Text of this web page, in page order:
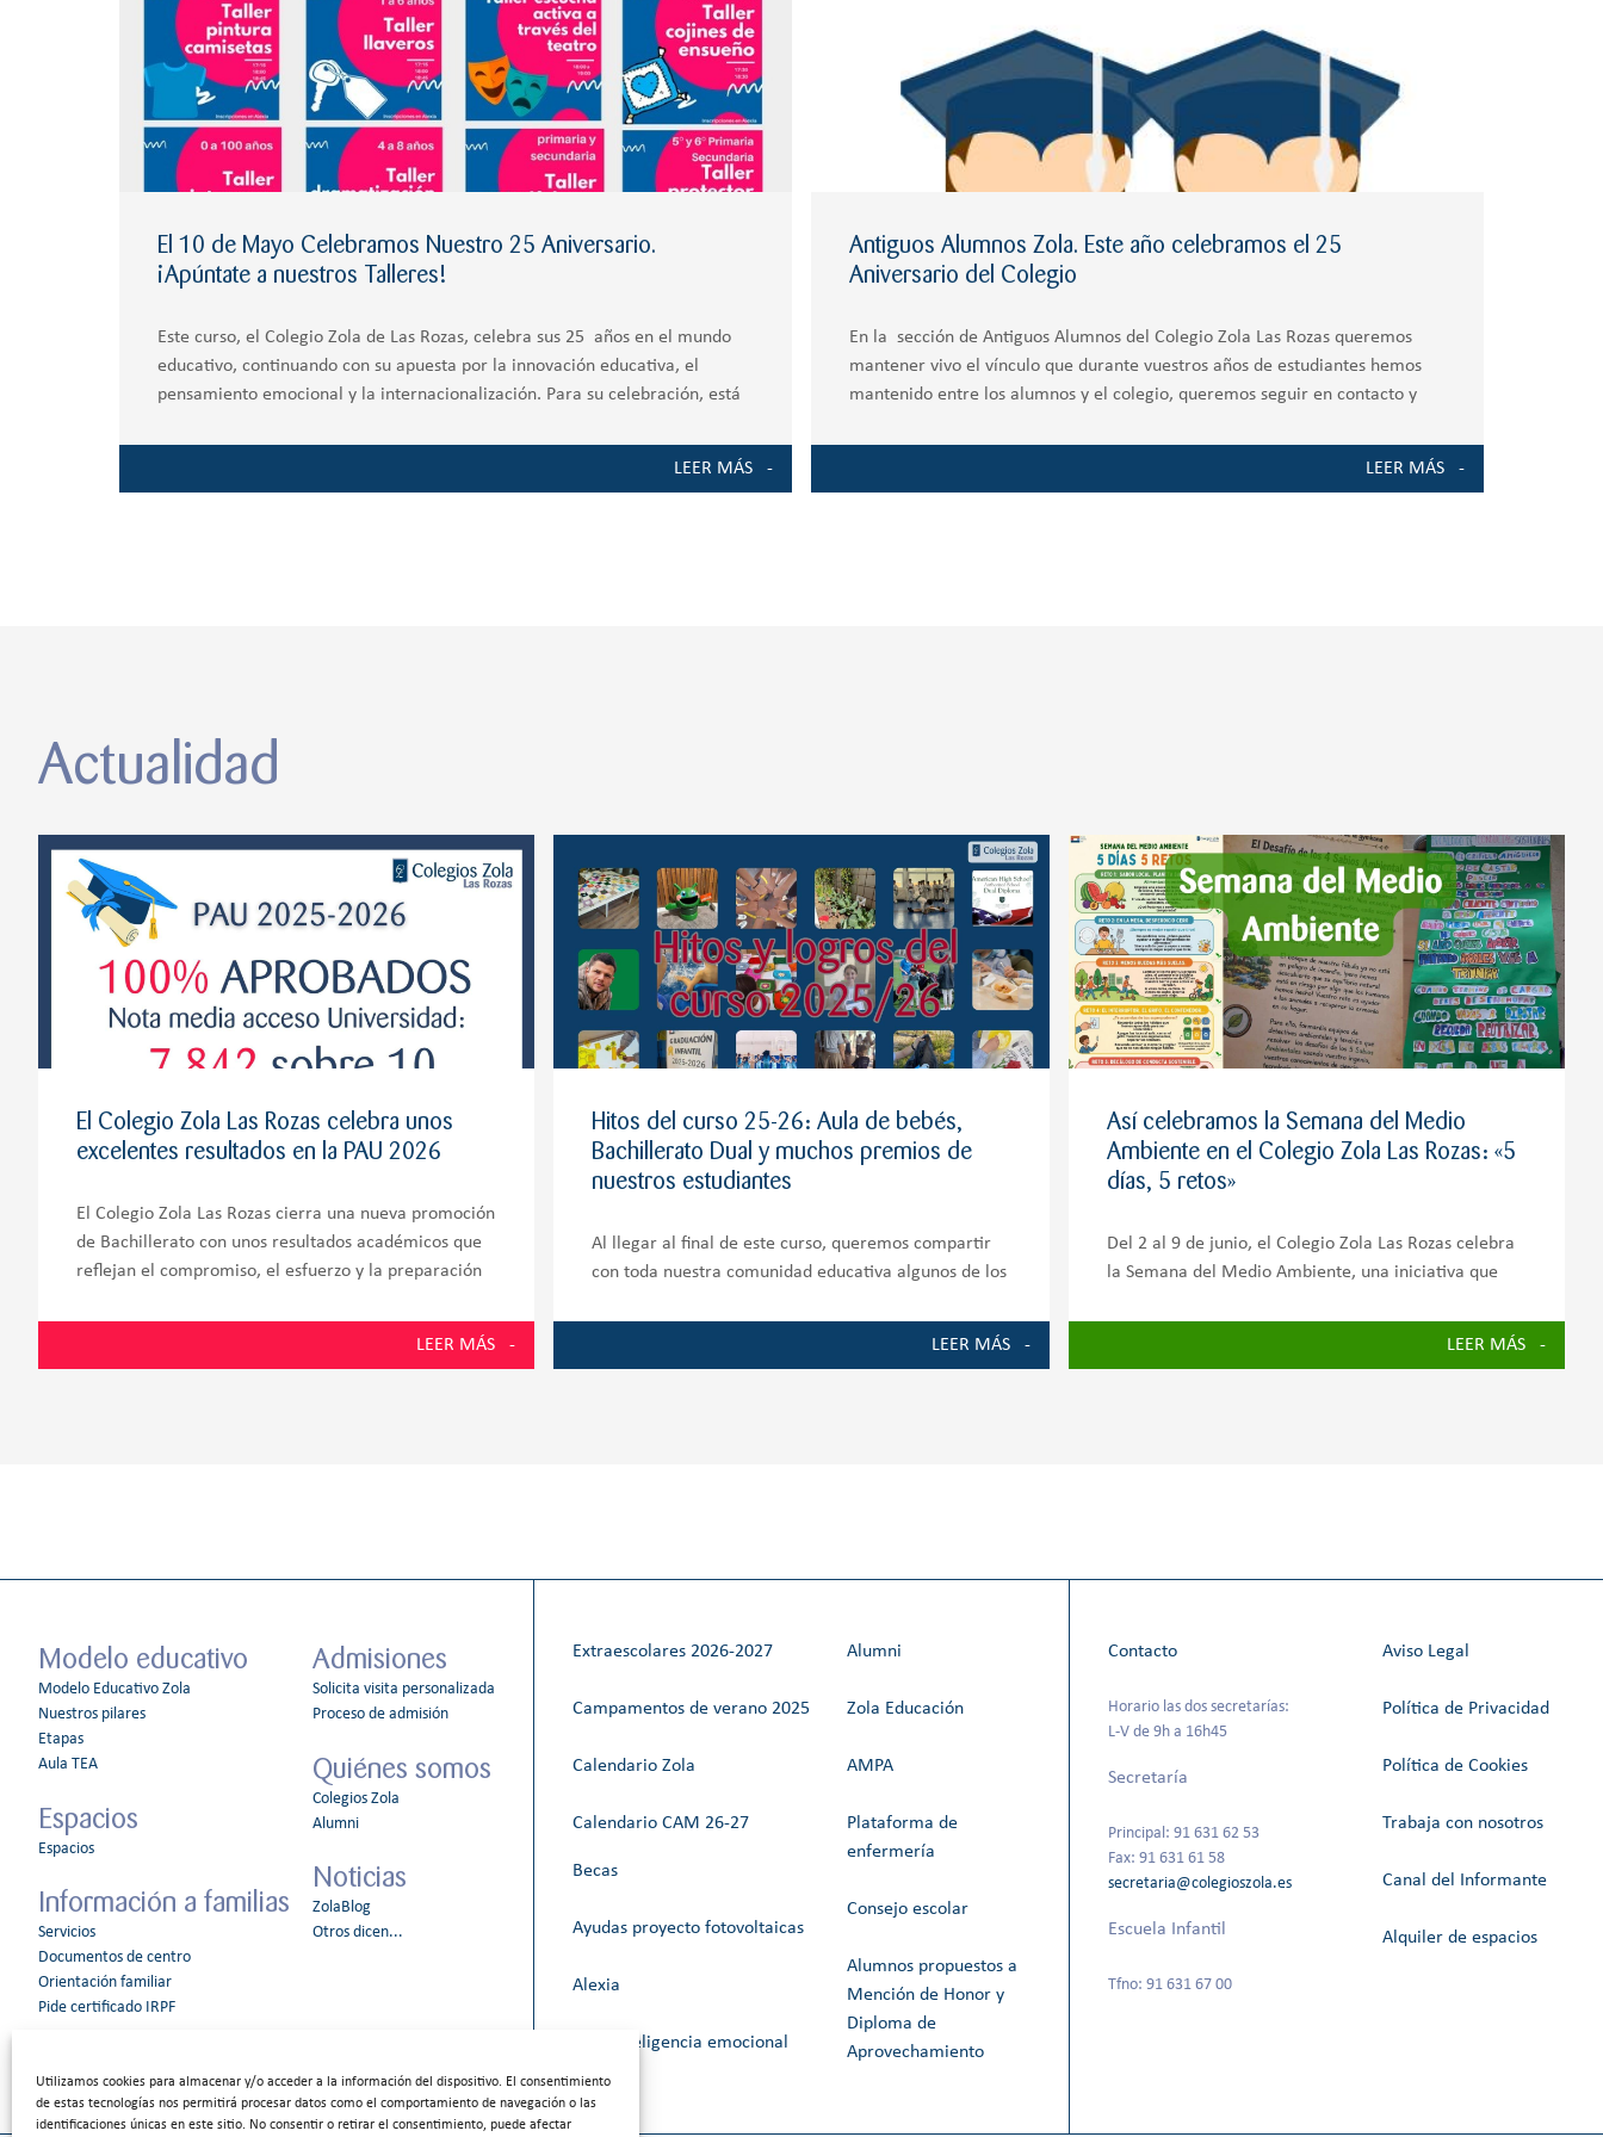
Utilizamos cookies para almacenar y/o acceder a la información del dispositivo. El consentimiento
de estas tecnologías nos permitirá procesar datos como el comportamiento de navegación o las
identificaciones únicas en este sitio. No consentir o retirar el consentimiento, puede afectar
El 10 de Mayo Celebramos Nuestro 25 Aniversario.
¡Apúntate a nuestros Talleres!
Este curso, el Colegio Zola de Las Rozas, celebra sus 25 años en el mundo
educativo, continuando con su apuesta por la innovación educativa, el
pensamiento emocional y la internacionalización. Para su celebración, está
LEER MÁS
Antiguos Alumnos Zola. Este año celebramos el 25
Aniversario del Colegio
En la sección de Antiguos Alumnos del Colegio Zola Las Rozas queremos
mantener vivo el vínculo que durante vuestros años de estudiantes hemos
mantenido entre los alumnos y el colegio, queremos seguir en contacto y
LEER MÁS
Actualidad
El Colegio Zola Las Rozas celebra unos
excelentes resultados en la PAU 2026
El Colegio Zola Las Rozas cierra una nueva promoción
de Bachillerato con unos resultados académicos que
reflejan el compromiso, el esfuerzo y la preparación
LEER MÁS
Hitos del curso 25-26: Aula de bebés,
Bachillerato Dual y muchos premios de
nuestros estudiantes
Al llegar al final de este curso, queremos compartir
con toda nuestra comunidad educativa algunos de los
LEER MÁS
Así celebramos la Semana del Medio
Ambiente en el Colegio Zola Las Rozas: «5
días, 5 retos»
Del 2 al 9 de junio, el Colegio Zola Las Rozas celebra
la Semana del Medio Ambiente, una iniciativa que
LEER MÁS
Modelo educativo
Modelo Educativo Zola
Nuestros pilares
Etapas
Aula TEA
Espacios
Espacios
Información a familias
Servicios
Documentos de centro
Orientación familiar
Pide certificado IRPF
Admisiones
Solicita visita personalizada
Proceso de admisión
Quiénes somos
Colegios Zola
Alumni
Noticias
ZolaBlog
Otros dicen...
Extraescolares 2026-2027
Campamentos de verano 2025
Calendario Zola
Calendario CAM 26-27
Becas
Ayudas proyecto fotovoltaicas
Alexia
Web Inteligencia emocional
Alumni
Zola Educación
AMPA
Plataforma de
enfermería
Consejo escolar
Alumnos propuestos a
Mención de Honor y
Diploma de
Aprovechamiento
Contacto
Horario las dos secretarías:
L-V de 9h a 16h45
Secretaría
Principal: 91 631 62 53
Fax: 91 631 61 58
secretaria@colegioszola.es
Escuela Infantil
Tfno: 91 631 67 00
Aviso Legal
Política de Privacidad
Política de Cookies
Trabaja con nosotros
Canal del Informante
Alquiler de espacios